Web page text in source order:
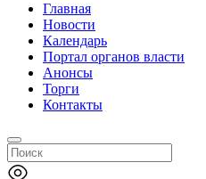
Главная
Новости
Календарь
Портал органов власти
Анонсы
Торги
Контакты